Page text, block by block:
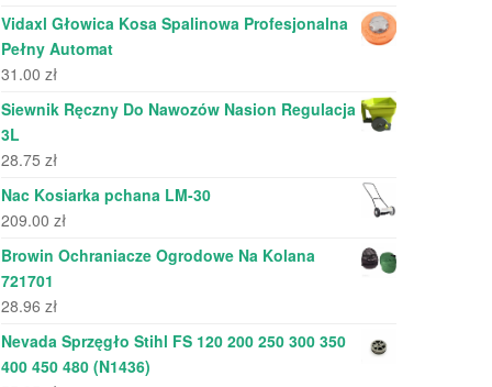
Vidaxl Głowica Kosa Spalinowa Profesjonalna
Pełny Automat
31.00 zł
Siewnik Ręczny Do Nawozów Nasion Regulacja
3L
28.75 zł
Nac Kosiarka pchana LM-30
209.00 zł
Browin Ochraniacze Ogrodowe Na Kolana
721701
28.96 zł
Nevada Sprzęgło Stihl FS 120 200 250 300 350
400 450 480 (N1436)